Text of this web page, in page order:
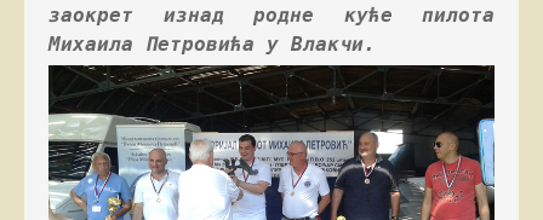
заокрет изнад родне куће пилота
Михаила Петровића у Влакчи.